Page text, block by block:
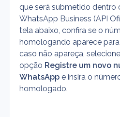
que será submetido dentro
WhatsApp Business (API
tela abaixo, confira se o
homologando aparece
caso não apareça,
opção Registre um novo
WhatsApp e insira o
homologado.